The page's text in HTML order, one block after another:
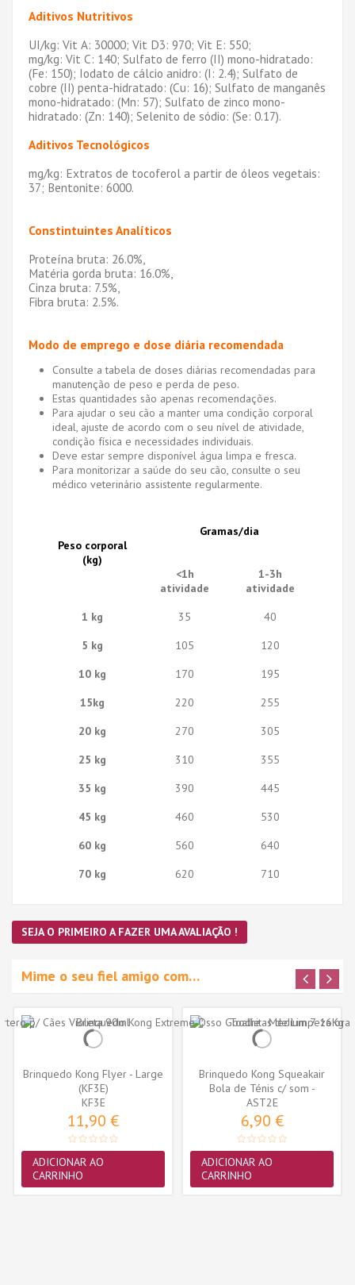
Aditivos Nutritivos
UI/kg: Vit A: 30000; Vit D3: 970; Vit E: 550;
mg/kg: Vit C: 140; Sulfato de ferro (II) mono-hidratado:
(Fe: 150); Iodato de cálcio anidro: (I: 2.4); Sulfato de
cobre (II) penta-hidratado: (Cu: 16); Sulfato de manganês
mono-hidratado: (Mn: 57); Sulfato de zinco mono-
hidratado: (Zn: 140); Selenito de sódio: (Se: 0.17).
Aditivos Tecnológicos
mg/kg: Extratos de tocoferol a partir de óleos vegetais:
37; Bentonite: 6000.
Constintuintes Analíticos
Proteína bruta: 26.0%,
Matéria gorda bruta: 16.0%,
Cinza bruta: 7.5%,
Fibra bruta: 2.5%.
Modo de emprego e dose diária recomendada
Consulte a tabela de doses diárias recomendadas para
manutenção de peso e perda de peso.
Estas quantidades são apenas recomendações.
Para ajudar o seu cão a manter uma condição corporal
ideal, ajuste de acordo com o seu nível de atividade,
condição física e necessidades individuais.
Deve estar sempre disponível água limpa e fresca.
Para monitorizar a saúde do seu cão, consulte o seu
médico veterinário assistente regularmente.
Peso corporal
(kg)
Gramas/dia
<1h
atividade
1-3h
atividade
1 kg
35
40
5 kg
105
120
10 kg
170
195
15kg
220
255
20 kg
270
305
25 kg
310
355
35 kg
390
445
45 kg
460
530
60 kg
560
640
70 kg
620 710
SEJA O PRIMEIRO A FAZER UMA AVALIAÇÃO !
Mime o seu fiel amigo com…
Brinquedo Kong Flyer - Large
(KF3E)
KF3E
11,90 €
ADICIONAR AO
CARRINHO
Brinquedo Kong Squeakair
Bola de Ténis c/ som -
Medium-...
AST2E
6,90 €
ADICIONAR AO
CARRINHO